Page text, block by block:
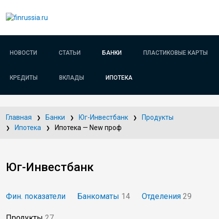
НОВОСТИ СТАТЬИ БАНКИ ПЛАСТИКОВЫЕ КАРТЫ
КРЕДИТЫ ВКЛАДЫ ИПОТЕКА
Главная Банки Юг-Инвестбанк
Продукты
Ипотека
Ипотека — New проф
Юг-Инвестбанк
Фин. показатели Банкоматы 14 Отделения 29